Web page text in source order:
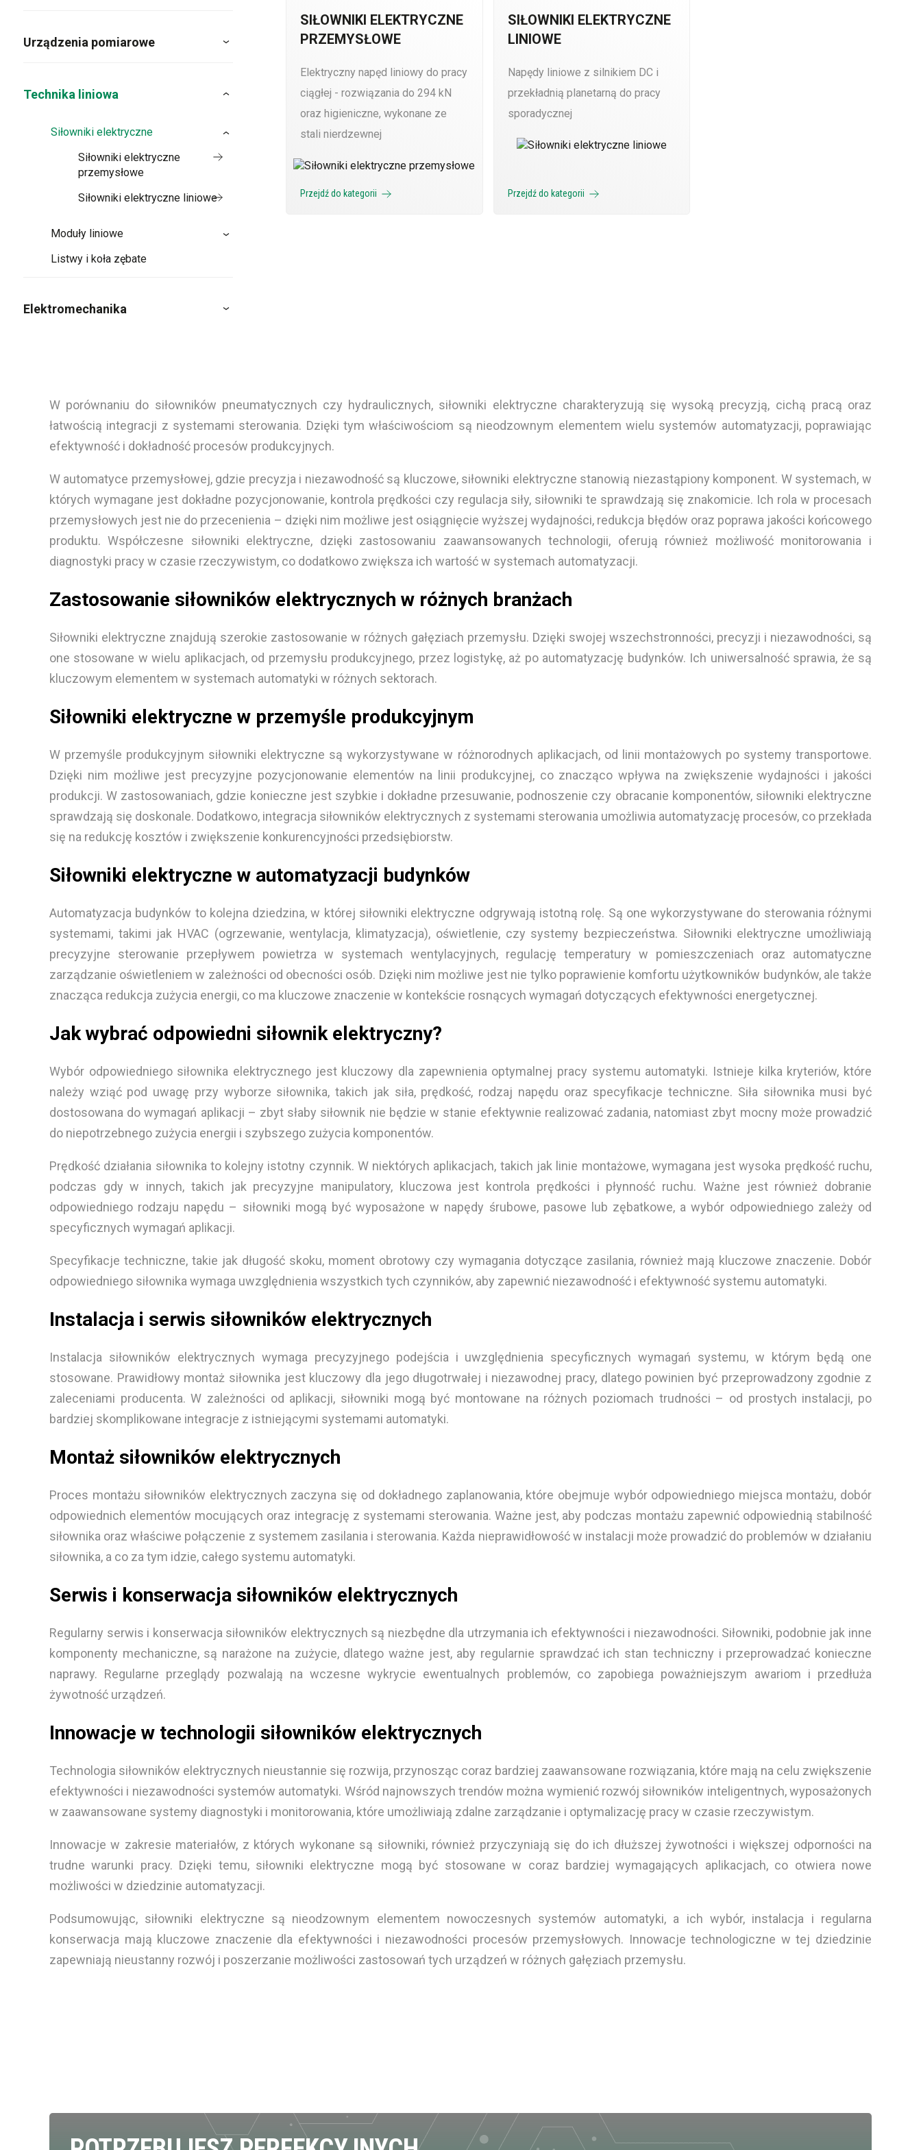
Urządzenia pomiarowe
Technika liniowa
Siłowniki elektryczne
Siłowniki elektryczne
przemysłowe
Siłowniki elektryczne liniowe
Moduły liniowe
Listwy i koła zębate
Elektromechanika
SIŁOWNIKI ELEKTRYCZNE
PRZEMYSŁOWE
Elektryczny napęd liniowy do pracy
ciągłej - rozwiązania do 294 kN
oraz higieniczne, wykonane ze
stali nierdzewnej
Przejdź do kategorii
SIŁOWNIKI ELEKTRYCZNE
LINIOWE
Napędy liniowe z silnikiem DC i
przekładnią planetarną do pracy
sporadycznej
Przejdź do kategorii
W porównaniu do siłowników pneumatycznych czy hydraulicznych, siłowniki elektryczne charakteryzują się wysoką precyzją, cichą pracą oraz
łatwością integracji z systemami sterowania. Dzięki tym właściwościom są nieodzownym elementem wielu systemów automatyzacji, poprawiając
efektywność i dokładność procesów produkcyjnych.
W automatyce przemysłowej, gdzie precyzja i niezawodność są kluczowe, siłowniki elektryczne stanowią niezastąpiony komponent. W systemach, w
których wymagane jest dokładne pozycjonowanie, kontrola prędkości czy regulacja siły, siłowniki te sprawdzają się znakomicie. Ich rola w procesach
przemysłowych jest nie do przecenienia – dzięki nim możliwe jest osiągnięcie wyższej wydajności, redukcja błędów oraz poprawa jakości końcowego
produktu. Współczesne siłowniki elektryczne, dzięki zastosowaniu zaawansowanych technologii, oferują również możliwość monitorowania i
diagnostyki pracy w czasie rzeczywistym, co dodatkowo zwiększa ich wartość w systemach automatyzacji.
Zastosowanie siłowników elektrycznych w różnych branżach
Siłowniki elektryczne znajdują szerokie zastosowanie w różnych gałęziach przemysłu. Dzięki swojej wszechstronności, precyzji i niezawodności, są
one stosowane w wielu aplikacjach, od przemysłu produkcyjnego, przez logistykę, aż po automatyzację budynków. Ich uniwersalność sprawia, że są
kluczowym elementem w systemach automatyki w różnych sektorach.
Siłowniki elektryczne w przemyśle produkcyjnym
W przemyśle produkcyjnym siłowniki elektryczne są wykorzystywane w różnorodnych aplikacjach, od linii montażowych po systemy transportowe.
Dzięki nim możliwe jest precyzyjne pozycjonowanie elementów na linii produkcyjnej, co znacząco wpływa na zwiększenie wydajności i jakości
produkcji. W zastosowaniach, gdzie konieczne jest szybkie i dokładne przesuwanie, podnoszenie czy obracanie komponentów, siłowniki elektryczne
sprawdzają się doskonale. Dodatkowo, integracja siłowników elektrycznych z systemami sterowania umożliwia automatyzację procesów, co przekłada
się na redukcję kosztów i zwiększenie konkurencyjności przedsiębiorstw.
Siłowniki elektryczne w automatyzacji budynków
Automatyzacja budynków to kolejna dziedzina, w której siłowniki elektryczne odgrywają istotną rolę. Są one wykorzystywane do sterowania różnymi
systemami, takimi jak HVAC (ogrzewanie, wentylacja, klimatyzacja), oświetlenie, czy systemy bezpieczeństwa. Siłowniki elektryczne umożliwiają
precyzyjne sterowanie przepływem powietrza w systemach wentylacyjnych, regulację temperatury w pomieszczeniach oraz automatyczne
zarządzanie oświetleniem w zależności od obecności osób. Dzięki nim możliwe jest nie tylko poprawienie komfortu użytkowników budynków, ale także
znacząca redukcja zużycia energii, co ma kluczowe znaczenie w kontekście rosnących wymagań dotyczących efektywności energetycznej.
Jak wybrać odpowiedni siłownik elektryczny?
Wybór odpowiedniego siłownika elektrycznego jest kluczowy dla zapewnienia optymalnej pracy systemu automatyki. Istnieje kilka kryteriów, które
należy wziąć pod uwagę przy wyborze siłownika, takich jak siła, prędkość, rodzaj napędu oraz specyfikacje techniczne. Siła siłownika musi być
dostosowana do wymagań aplikacji – zbyt słaby siłownik nie będzie w stanie efektywnie realizować zadania, natomiast zbyt mocny może prowadzić
do niepotrzebnego zużycia energii i szybszego zużycia komponentów.
Prędkość działania siłownika to kolejny istotny czynnik. W niektórych aplikacjach, takich jak linie montażowe, wymagana jest wysoka prędkość ruchu,
podczas gdy w innych, takich jak precyzyjne manipulatory, kluczowa jest kontrola prędkości i płynność ruchu. Ważne jest również dobranie
odpowiedniego rodzaju napędu – siłowniki mogą być wyposażone w napędy śrubowe, pasowe lub zębatkowe, a wybór odpowiedniego zależy od
specyficznych wymagań aplikacji.
Specyfikacje techniczne, takie jak długość skoku, moment obrotowy czy wymagania dotyczące zasilania, również mają kluczowe znaczenie. Dobór
odpowiedniego siłownika wymaga uwzględnienia wszystkich tych czynników, aby zapewnić niezawodność i efektywność systemu automatyki.
Instalacja i serwis siłowników elektrycznych
Instalacja siłowników elektrycznych wymaga precyzyjnego podejścia i uwzględnienia specyficznych wymagań systemu, w którym będą one
stosowane. Prawidłowy montaż siłownika jest kluczowy dla jego długotrwałej i niezawodnej pracy, dlatego powinien być przeprowadzony zgodnie z
zaleceniami producenta. W zależności od aplikacji, siłowniki mogą być montowane na różnych poziomach trudności – od prostych instalacji, po
bardziej skomplikowane integracje z istniejącymi systemami automatyki.
Montaż siłowników elektrycznych
Proces montażu siłowników elektrycznych zaczyna się od dokładnego zaplanowania, które obejmuje wybór odpowiedniego miejsca montażu, dobór
odpowiednich elementów mocujących oraz integrację z systemami sterowania. Ważne jest, aby podczas montażu zapewnić odpowiednią stabilność
siłownika oraz właściwe połączenie z systemem zasilania i sterowania. Każda nieprawidłowość w instalacji może prowadzić do problemów w działaniu
siłownika, a co za tym idzie, całego systemu automatyki.
Serwis i konserwacja siłowników elektrycznych
Regularny serwis i konserwacja siłowników elektrycznych są niezbędne dla utrzymania ich efektywności i niezawodności. Siłowniki, podobnie jak inne
komponenty mechaniczne, są narażone na zużycie, dlatego ważne jest, aby regularnie sprawdzać ich stan techniczny i przeprowadzać konieczne
naprawy. Regularne przeglądy pozwalają na wczesne wykrycie ewentualnych problemów, co zapobiega poważniejszym awariom i przedłuża
żywotność urządzeń.
Innowacje w technologii siłowników elektrycznych
Technologia siłowników elektrycznych nieustannie się rozwija, przynosząc coraz bardziej zaawansowane rozwiązania, które mają na celu zwiększenie
efektywności i niezawodności systemów automatyki. Wśród najnowszych trendów można wymienić rozwój siłowników inteligentnych, wyposażonych
w zaawansowane systemy diagnostyki i monitorowania, które umożliwiają zdalne zarządzanie i optymalizację pracy w czasie rzeczywistym.
Innowacje w zakresie materiałów, z których wykonane są siłowniki, również przyczyniają się do ich dłuższej żywotności i większej odporności na
trudne warunki pracy. Dzięki temu, siłowniki elektryczne mogą być stosowane w coraz bardziej wymagających aplikacjach, co otwiera nowe
możliwości w dziedzinie automatyzacji.
Podsumowując, siłowniki elektryczne są nieodzownym elementem nowoczesnych systemów automatyki, a ich wybór, instalacja i regularna
konserwacja mają kluczowe znaczenie dla efektywności i niezawodności procesów przemysłowych. Innowacje technologiczne w tej dziedzinie
zapewniają nieustanny rozwój i poszerzanie możliwości zastosowań tych urządzeń w różnych gałęziach przemysłu.